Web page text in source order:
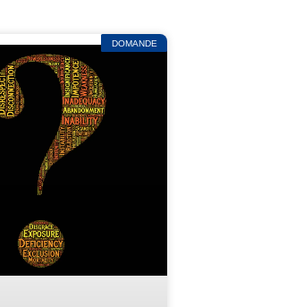
DOMANDE